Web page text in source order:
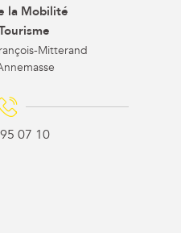
la Mobilité
Mitterand
07 10